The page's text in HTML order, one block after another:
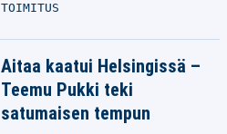
TOIMITUS
Aitaa kaatui Helsingissä –
Teemu Pukki teki
satumaisen tempun